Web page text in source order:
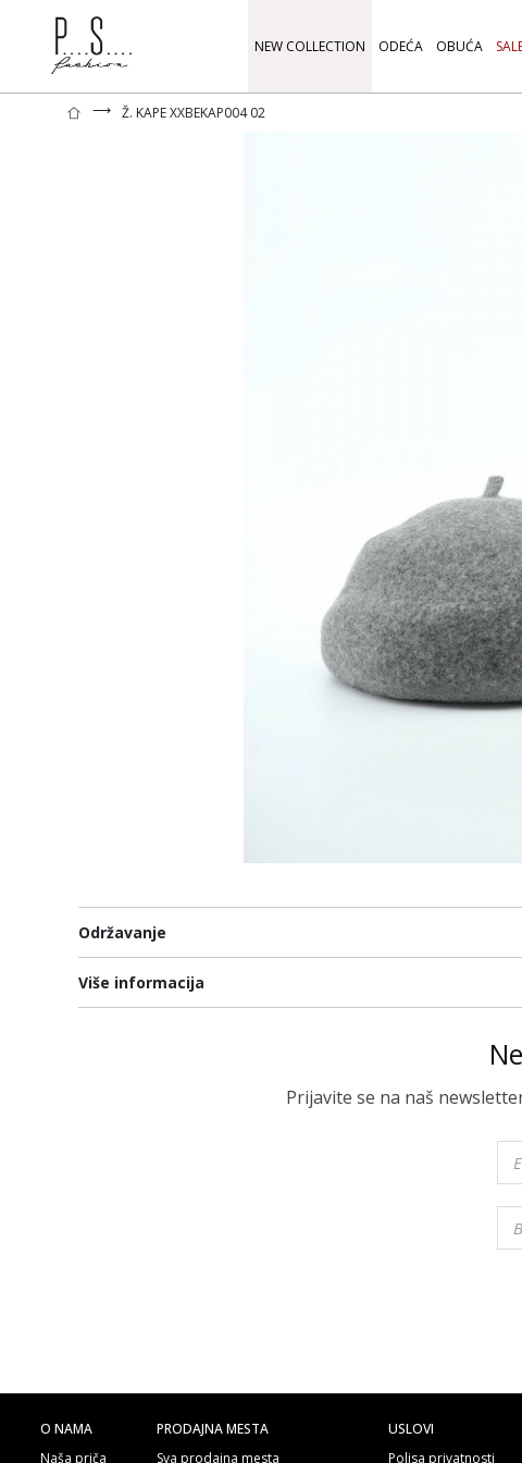
NEW COLLECTION ODEĆA OBUĆA
⟶ Ž. KAPE XXBEKAP004 02
Održavanje
Više informacija
Prijavite se na naš
O NAMA
Naša priča
PRODAJNA MESTA
Sva prodajna mesta
USLOVI
Polisa privatnosti